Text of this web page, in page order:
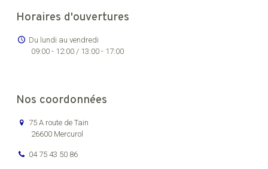
Horaires d'ouvertures
Du lundi au vendredi
09:00 - 12:00 / 13:00 - 17:00
Nos coordonnées
75 A route de Tain
26600 Mercurol
04 75 43 50 86